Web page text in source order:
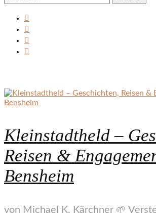
nach:
Kleinstadtheld –
Reisen &
Bensheim
von Michael K. Kärchner 🌱